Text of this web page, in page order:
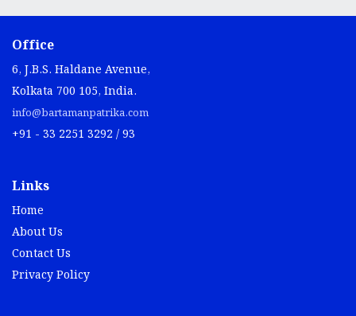
Office
6, J.B.S. Haldane Avenue,
Kolkata 700 105, India.
info@bartamanpatrika.com
+91 - 33 2251 3292 / 93
Links
Home
About Us
Contact Us
Privacy Policy